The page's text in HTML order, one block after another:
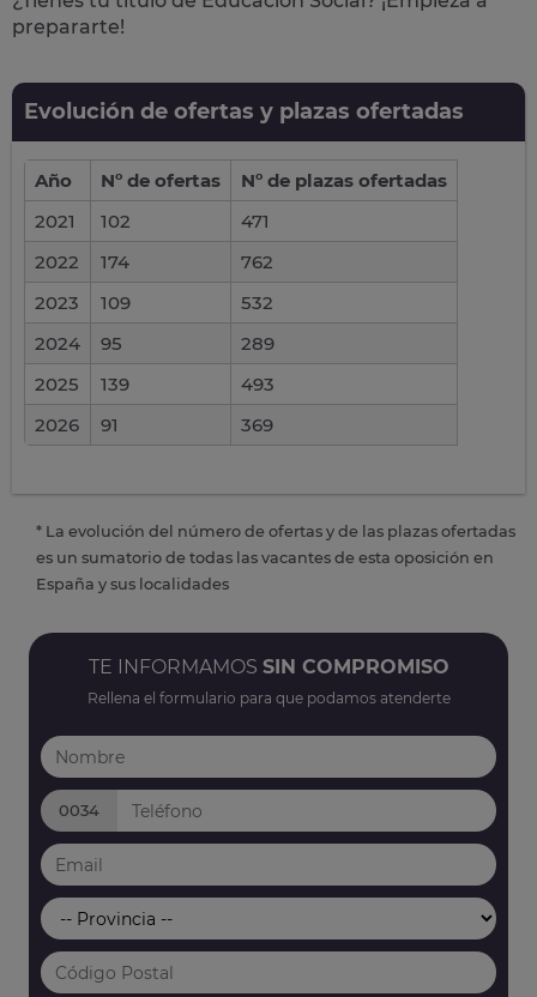
prepararte!
Evolución de ofertas y plazas ofertadas
Año Nº de ofertas
Nº de plazas ofertadas
2021
102
471
2022
174
762
2023
109
532
2024
95
289
2025
139
493
2026
91 369
* La evolución del número de ofertas y de las plazas ofertadas
es un sumatorio de todas las vacantes de esta oposición en
España y sus localidades
TE INFORMAMOS SIN COMPROMISO
Rellena el formulario para que podamos atenderte
0034